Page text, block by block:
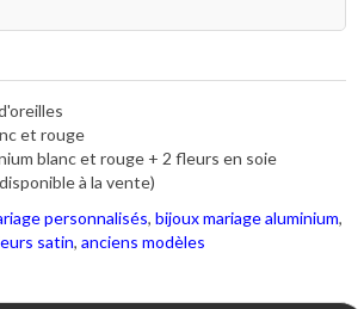
et rouge
blanc et rouge + 2 fleurs en soie
à la vente)
personnalisés, bijoux mariage aluminium,
satin, anciens modèles